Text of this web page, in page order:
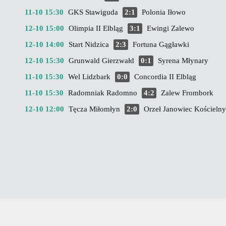
11-10 15:30 GKS Stawiguda 2:1
Polonia Iłowo
12-10 15:00
Olimpia II Elbląg 3:1
Ewingi Zalewo
12-10 14:00
Start Nidzica 2:3
Fortuna Gągławki
12-10 15:30
Grunwald Gierzwałd 0:1
Syrena Młynary
11-10 15:30
Wel Lidzbark 0:0
Concordia II Elbląg
11-10 15:30
Radomniak Radomno 4:2
Zalew Frombork
12-10 12:00
Tęcza Miłomłyn 2:0 Orzeł Janowiec Kościelny